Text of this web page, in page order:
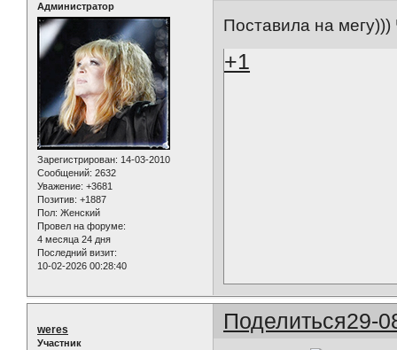
Администратор
Зарегистрирован: 14-03-2010
Сообщений: 2632
Уважение: +3681
Позитив: +1887
Пол: Женский
Провел на форуме:
4 месяца 24 дня
Последний визит:
10-02-2026 00:28:40
Поставила на мегу)))
+1
Поделиться29-
weres
Участник